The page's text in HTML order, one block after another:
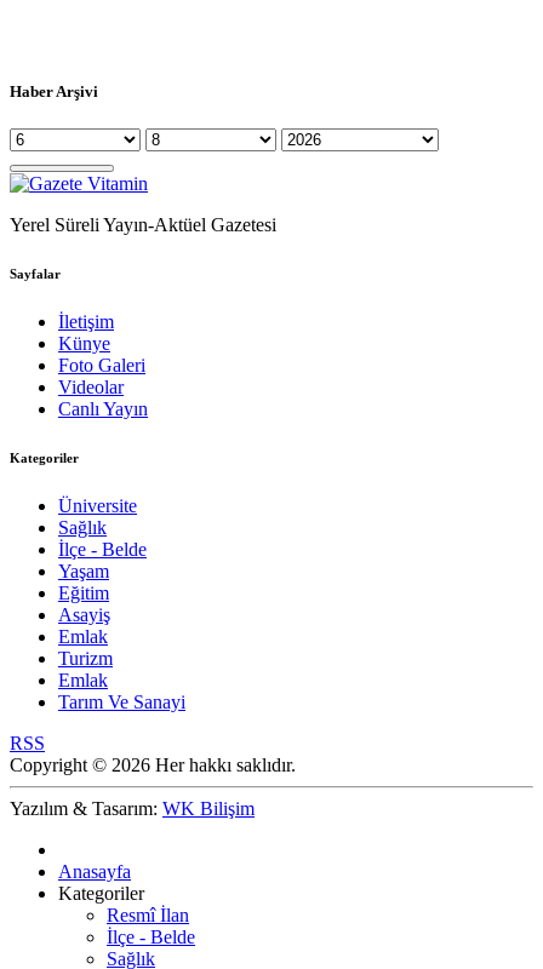
Haber Arşivi
Yerel Süreli Yayın-Aktüel Gazetesi
Sayfalar
İletişim
Künye
Foto Galeri
Videolar
Canlı Yayın
Kategoriler
Üniversite
Sağlık
İlçe - Belde
Yaşam
Eğitim
Asayiş
Emlak
Turizm
Emlak
Tarım Ve Sanayi
RSS
Copyright © 2026 Her hakkı saklıdır.
Yazılım & Tasarım: WK Bilişim
Anasayfa
Kategoriler
Resmî İlan
İlçe - Belde
Sağlık